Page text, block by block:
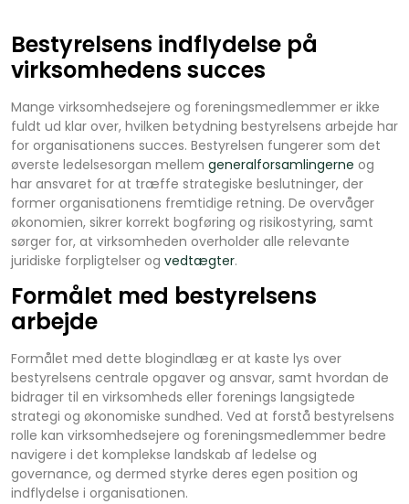
Bestyrelsens indflydelse på
virksomhedens succes
Mange virksomhedsejere og foreningsmedlemmer er ikke
fuldt ud klar over, hvilken betydning bestyrelsens arbejde har
for organisationens succes. Bestyrelsen fungerer som det
øverste ledelsesorgan mellem generalforsamlingerne og
har ansvaret for at træffe strategiske beslutninger, der
former organisationens fremtidige retning. De overvåger
økonomien, sikrer korrekt bogføring og risikostyring, samt
sørger for, at virksomheden overholder alle relevante
juridiske forpligtelser og vedtægter.
Formålet med bestyrelsens
arbejde
Formålet med dette blogindlæg er at kaste lys over
bestyrelsens centrale opgaver og ansvar, samt hvordan de
bidrager til en virksomheds eller forenings langsigtede
strategi og økonomiske sundhed. Ved at forstå bestyrelsens
rolle kan virksomhedsejere og foreningsmedlemmer bedre
navigere i det komplekse landskab af ledelse og
governance, og dermed styrke deres egen position og
indflydelse i organisationen.